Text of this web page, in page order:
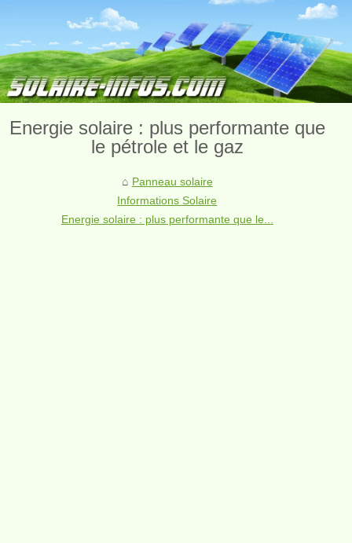
Energie solaire : plus performante que
le pétrole et le gaz
Panneau solaire
Informations Solaire
Energie solaire : plus performante que le...